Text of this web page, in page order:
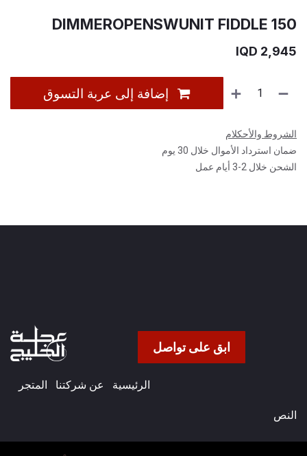
DIMMEROPENSWUNIT FIDDLE 150
2,945
إضافة إلى عربة التسوق
الشروط والأحكلام
ضمان استرداد الأموال خلال 30 يوم
الشحن خلال 2-3 أيام عمل
ابق على تواصل
الرئيسية عن شركتنا​ المتجر
النص